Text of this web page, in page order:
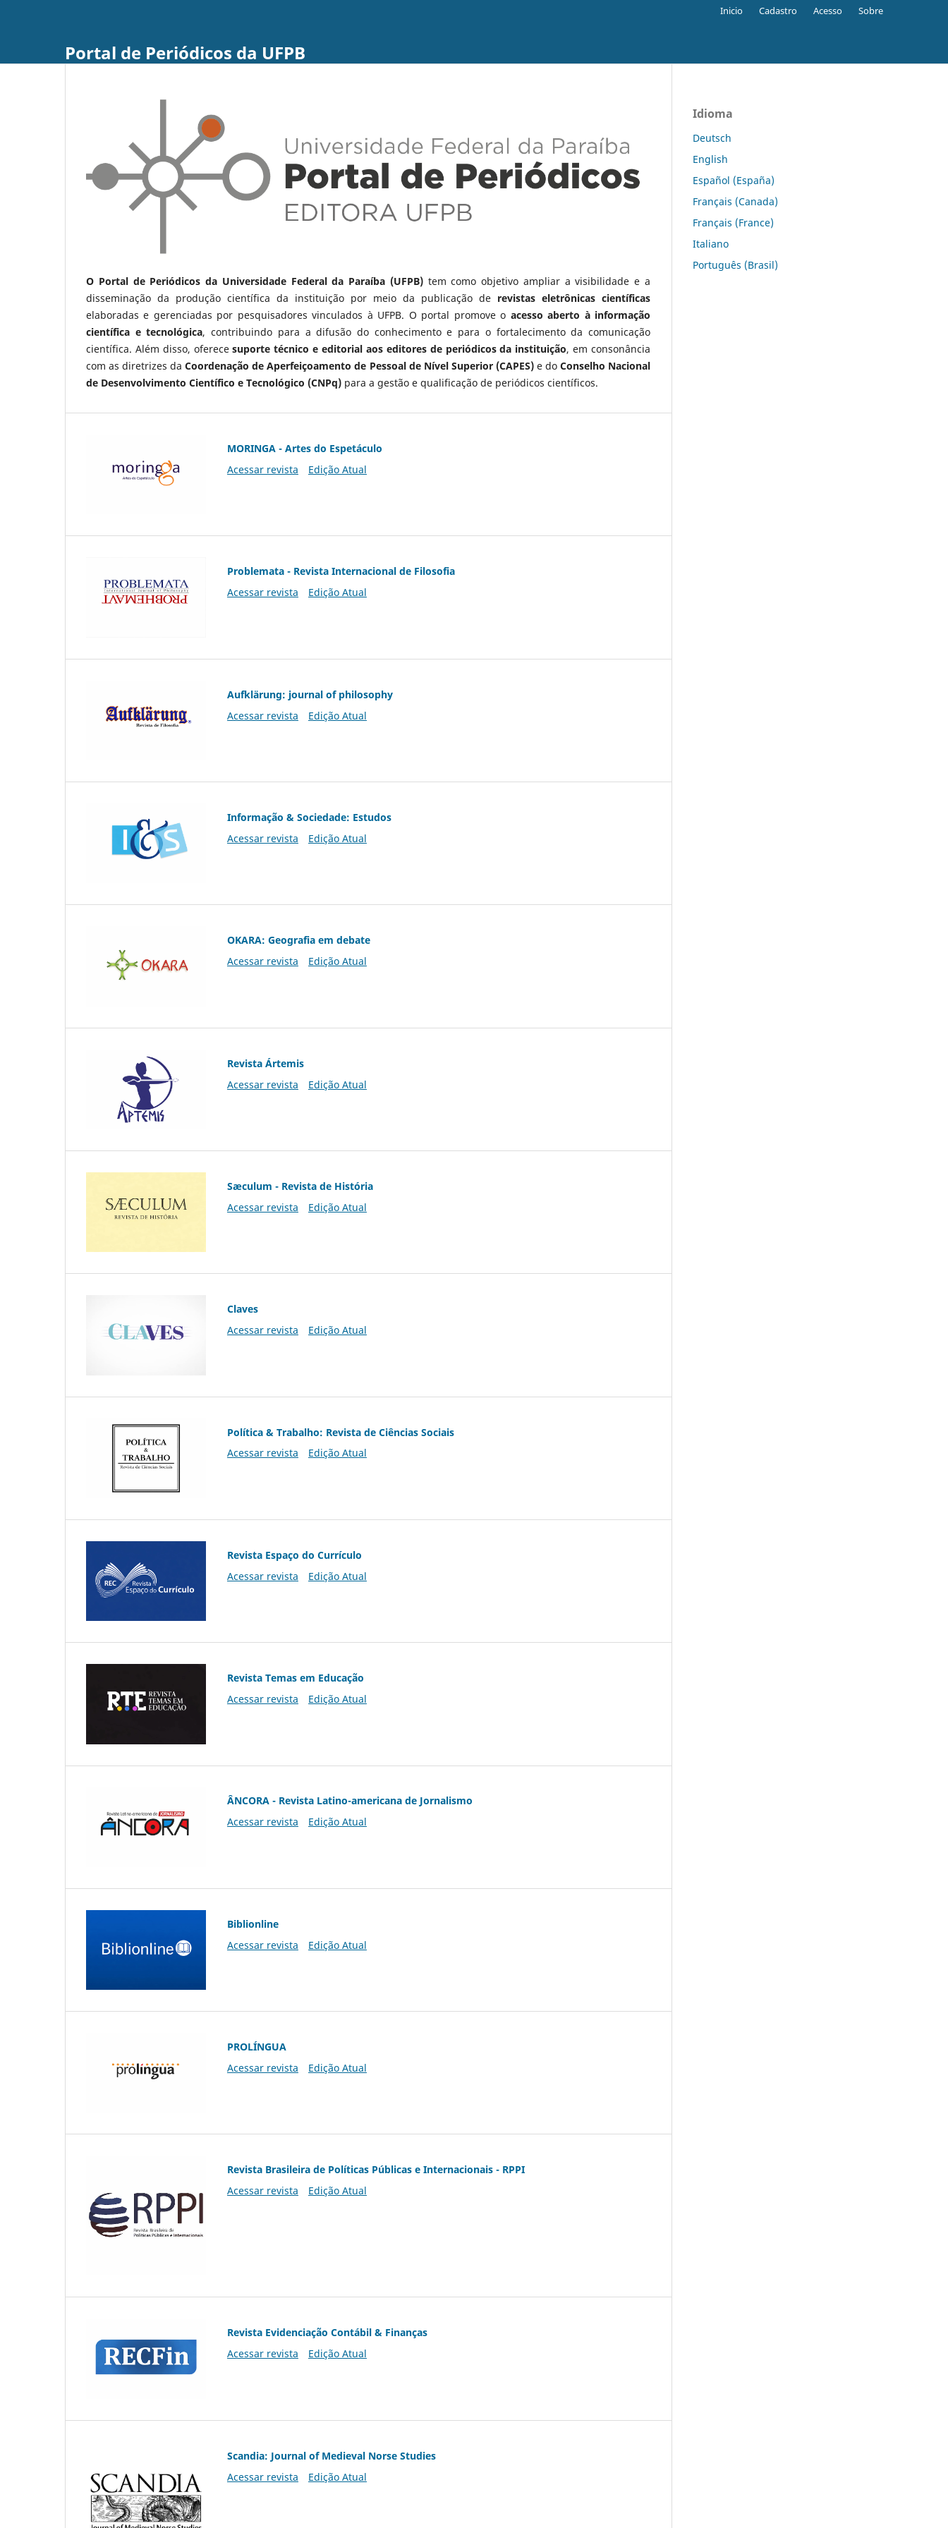
Portal de Periódicos da UFPB
Inicio Cadastro Acesso Sobre
O Portal de Periódicos da Universidade Federal da Paraíba (UFPB)tem como objetivo ampliar a visibilidade e a
disseminação da produção científica da instituição por meio da publicação de revistas eletrônicas científicas
elaboradas e gerenciadas por pesquisadores vinculados à UFPB. O portal promove o acesso aberto à informação
científica e tecnológica, contribuindo para a difusão do conhecimento e para o fortalecimento da comunicação
científica. Além disso, oferecesuporte técnico e editorial aos editores de periódicos da instituição, em consonância
com as diretrizes daCoordenação de Aperfeiçoamento de Pessoal de Nível Superior (CAPES)e do Conselho Nacional
de Desenvolvimento Científico e Tecnológico (CNPq) para a gestão e qualificação de periódicos científicos.
MORINGA - Artes do Espetáculo
Acessar revista
Edição Atual
Problemata - Revista Internacional de Filosofia
Acessar revista
Edição Atual
Aufklärung: journal of philosophy
Acessar revista
Edição Atual
Informação & Sociedade: Estudos
Acessar revista
Edição Atual
OKARA: Geografia em debate
Acessar revista
Edição Atual
Revista Ártemis
Acessar revista
Edição Atual
Sæculum - Revista de História
Acessar revista
Edição Atual
Claves
Acessar revista
Edição Atual
Política & Trabalho: Revista de Ciências Sociais
Acessar revista
Edição Atual
Revista Espaço do Currículo
Acessar revista
Edição Atual
Revista Temas em Educação
Acessar revista
Edição Atual
ÂNCORA - Revista Latino-americana de Jornalismo
Acessar revista
Edição Atual
Biblionline
Acessar revista
Edição Atual
PROLÍNGUA
Acessar revista
Edição Atual
Revista Brasileira de Políticas Públicas e Internacionais - RPPI
Acessar revista
Edição Atual
Revista Evidenciação Contábil & Finanças
Acessar revista
Edição Atual
Scandia: Journal of Medieval Norse Studies
Acessar revista
Edição Atual
Idioma
Deutsch
English
Español (España)
Français (Canada)
Français (France)
Italiano
Português (Brasil)